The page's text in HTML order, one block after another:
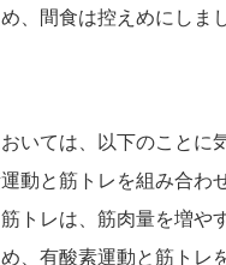
、間食は控えめにしま
いては、以下のことに
動と筋トレを組み合わ
トレは、筋肉量を増や
、有酸素運動と筋トレ